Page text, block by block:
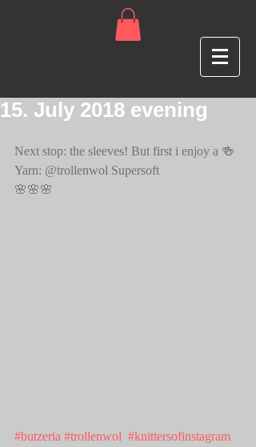
15. July 2018 evening
Next stop: the sleeves! But first i enjoy a 🍻
Yarn: @trollenwol Supersoft
🌸🌸🌸
#butzeria #trollenwol #knittersofinstagram